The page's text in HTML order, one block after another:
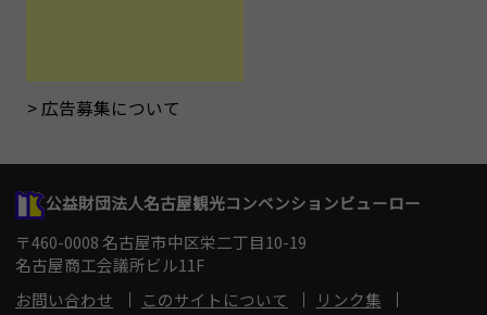
広告募集について
公益財団法人名古屋観光コンベンションビューロー
〒460-0008 名古屋市中区栄二丁目10-19
名古屋商工会議所ビル11F
お問い合わせ
このサイトについて
リンク集